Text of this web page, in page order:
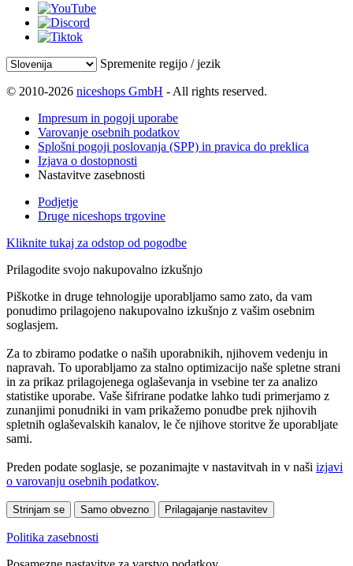
Spremenite regijo / jezik
© 2010-2026 niceshops GmbH - All rights reserved.
Impresum in pogoji uporabe
Varovanje osebnih podatkov
Splošni pogoji poslovanja (SPP) in pravica do preklica
Izjava o dostopnosti
Nastavitve zasebnosti
Podjetje
Druge niceshops trgovine
Kliknite tukaj za odstop od pogodbe
Prilagodite svojo nakupovalno izkušnjo
Piškotke in druge tehnologije uporabljamo samo zato, da vam
ponudimo prilagojeno nakupovalno izkušnjo z vašim osebnim
soglasjem.
Za to zbiramo podatke o naših uporabnikih, njihovem vedenju in
napravah. To uporabljamo za stalno optimizacijo naše spletne strani
in za prikaz prilagojenega oglaševanja in vsebine ter za analizo
statistike uporabe. Vaše šifrirane podatke lahko tudi primerjamo z
zunanjimi ponudniki in vam prikažemo ponudbe prek njihovih
spletnih oglaševalskih kanalov, le če njihove storitve že uporabljate
sami.
Preden podate soglasje, se pozanimajte v nastavitvah in v naši izjavi
o varovanju osebnih podatkov.
Strinjam se Samo obvezno Prilagajanje nastavitev
Politika zasebnosti